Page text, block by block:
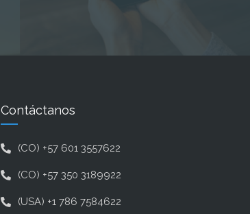
Contáctanos
(CO) +57 601 3557622
(CO) +57 350 3189922
(USA) +1 786 7584622